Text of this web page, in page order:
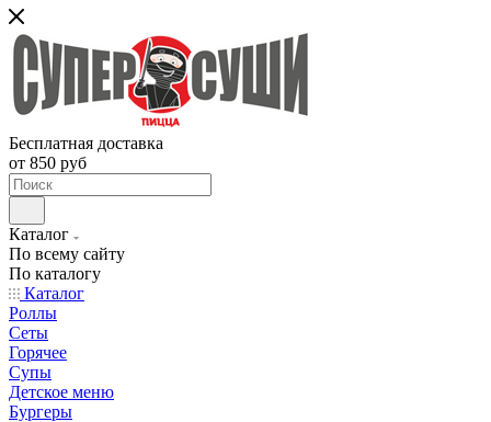
Бесплатная доставка
от 850 руб
Каталог
По всему сайту
По каталогу
Каталог
Роллы
Сеты
Горячее
Супы
Детское меню
Бургеры